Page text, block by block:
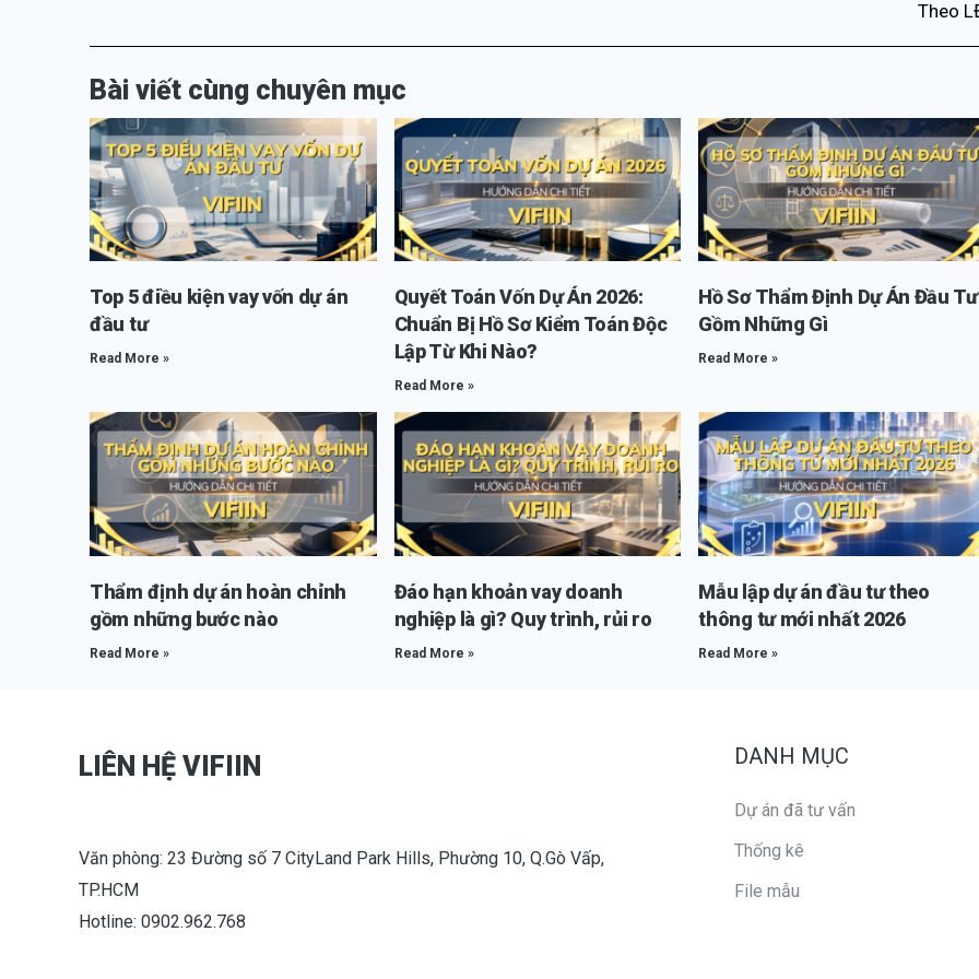
Theo
Bài viết cùng chuyên mục
Top 5 điều kiện vay vốn dự án
đầu tư
Read More »
Quyết Toán Vốn Dự Án 2026:
Chuẩn Bị Hồ Sơ Kiểm Toán Độc
Lập Từ Khi Nào?
Read More »
Hồ Sơ Thẩm Định Dự Án Đầu Tư
Gồm Những Gì
Read More »
Thẩm định dự án hoàn chỉnh
gồm những bước nào
Read More »
Đáo hạn khoản vay doanh
nghiệp là gì? Quy trình, rủi ro
Read More »
Mẫu lập dự án đầu tư theo
thông tư mới nhất 2026
Read More »
LIÊN HỆ VIFIIN
Văn phòng: 23 Đường số 7 CityLand Park Hills, Phường 10, Q.Gò Vấp,
TP.HCM
Hotline: 0902.962.768
DANH MỤC
Dự án đã tư vấn
Thống kê
File mẫu